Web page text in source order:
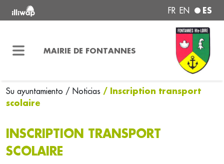
FR EN ES
MAIRIE DE FONTANNES
Su ayuntamiento / Noticias / Inscription transport
scolaire
INSCRIPTION TRANSPORT
SCOLAIRE